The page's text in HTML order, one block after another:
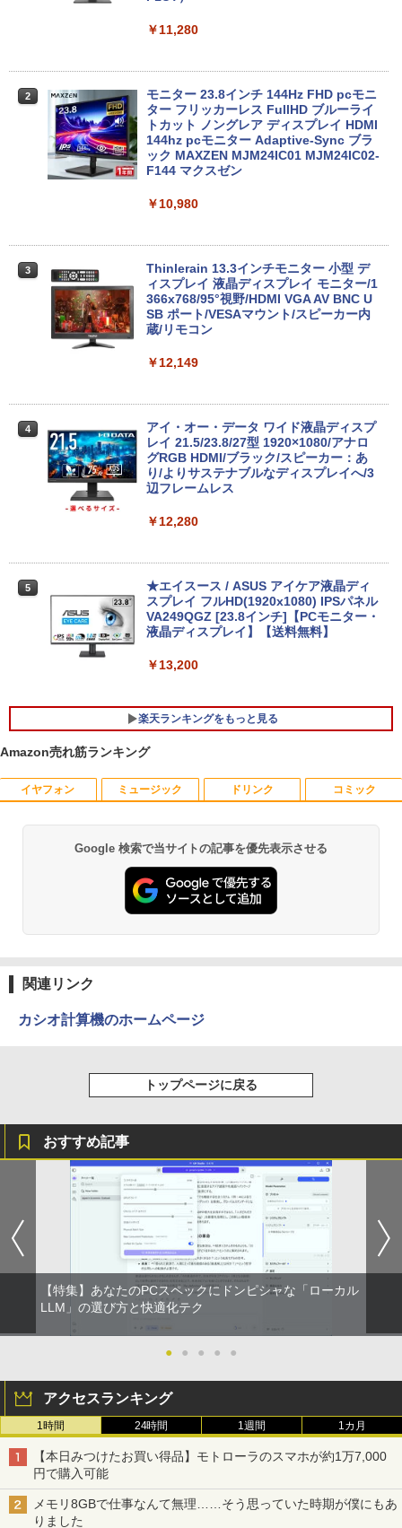
料無料
パナソ ニック ノートパソコン Let's not
e CF-SV8 軽量化 12.1インチWUXGA(19
20×1200) ノートPC 第8世代Core i5-836
5U 1.90GHz メモリ8GB SSD WEBカメ
2019 搭載・送料無料
【★最大100%ポイント】Lenovo Think
Pad X280/第8世代 Core i5/メモリ:8GB/
SSD:256GB/512GB/1TB/12.5型/Webカ
C/中古 パソコン 中古PC 中古ノートパソ
￥26,800
【整備済み品】 15.6インチ 第11世代Inte
l N5095 FHD1920*1080IPS液晶 最大メ
MicrosoftOffice2024可 日本語配列キー
￥32,800
ノートパソコン HP ProBook 450 G7 第
チ Windows 11 Pro 送料無料 保証付き
￥15,800
2
中古デスクトップDell Optiplex 3070 SF
F 3070-3070SF 【中古】 Dell Optiplex
3070 SFF 中古デスクトップCore i5 Win
11 Pro 64bit Dell Optiplex 3070 SFF 中
古デスクトップCore i5 Win11 Pro 64bit
88/B デスクトップパソコン 第9世代 Cor
e i5 9500 メモリ8GB 高速SSD256GB W
indows11 Pro Office 2019搭載 WiFi 無
線LAN DVD ドライブ 4K対応 省スペース
中古PC 整備済み品 90日保証 送料無料
￥28,800
4
【全品最大2500円OFFクーポン】【22イ
ンチ 液晶+新品キーボード＆新品無線マ
ウスセット】HP EliteDesk 800 G1 SFF
デスクトップPC 第4世代Core-i7 Office
付き Windows11 メモリ8GB/16GB SSD
USB3.0 デスクトップ PC 中古 PC
【正規永久版Office付き】NiPoGi ミニp
c Intel N5030 最大3.1Hz mini pc Windo
可能) 4K 静音 高速熱放散 小型超軽量ミ
2 省電力 小型パソコン
￥11,280
2
モニター 23.8インチ 144Hz FHD pcモニ
ター フリッカーレス FullHD ブルーライ
トカット ノングレア ディスプレイ HDMI
144hz pcモニター Adaptive-Sync ブラ
ック MAXZEN MJM24IC01 MJM24IC02-
F144 マクスゼン
￥10,980
3
Thinlerain 13.3インチモニター 小型 デ
ィスプレイ 液晶ディスプレイ モニター/1
366x768/95°視野/HDMI VGA AV BNC U
SB ポート/VESAマウント/スピーカー内
蔵/リモコン
￥12,149
4
アイ・オー・データ ワイド液晶ディスプ
レイ 21.5/23.8/27型 1920×1080/アナロ
グRGB HDMI/ブラック/スピーカー：あ
り/よりサステナブルなディスプレイへ/3
辺フレームレス
￥12,280
5
★エイスース / ASUS アイケア液晶ディ
スプレイ フルHD(1920x1080) IPSパネル
VA249QGZ [23.8インチ]【PCモニター・
液晶ディスプレイ】【送料無料】
￥13,200
楽天ランキングをもっと見る
1
ゼンリン住宅地図 B4判 東京都 東京都港
￥25,740
籍】[ 大森藤ノ ]
￥26,400
はじめての世界名作えほん あかいえほ
んのおうち（1～40巻） （0） [ 中脇 初
枝 ]
￥26,400
80代になるとたいていボケるか死ぬ。70
冬舎新書） [ 林真理子 ]
Amazon売れ筋ランキング
イヤフォン
Anker Soundcore P40i オフホワイト
￥7,990
Anker Soundcore Liberty 5 ミッドナイトブ
ラック
￥14,990
【2026年アップグレード版】AOKIMI ワイヤ
レスイヤホン bluetooth イヤホン V12 小型
軽量 ブルートゥースHi-Fi 最大36時間再生 ぶ
るーとゅーす コードレス ENCノイズキャン
セリング 自動ペアリング Type-C充電 マイク
付き 防水 タッチ式音量調整 スポーツ/通勤/通
学/WEB会議(ホワイト)
￥1,964
レスイヤホン Bluetooth 5.4 ノイズキャンセ
リング ANC 36時間再生
￥2,980
ミュージック
BRUCE WAYNE feat. Flo Milli, ATL Jacob
[Explicit]
￥250
￥250
On My Road (Stadium ver.)
On My Road (Stadium ver.)
￥250
BUGS LIFE
￥250
ドリンク
【Amazon.co.jp限定】 い・ろ・は・す 2L P
ET ラベルレス ×8本
￥1,112
ットル (Smart Basic)
by Amazon 天然水ラベルレス 2L×9本
by Amazon 炭酸水 ラベルレス 500ml ×24本
強炭酸水 ペットボトル 500ミリリットル (Sm
art Basic)
￥1,625
コカ・コーラ やかんの麦茶 from 爽健美茶 ラ
ベルレス 650mlPET×24本
コミック
薬屋のひとりごと 17巻 (デジタル版ビッグガ
ンガンコミックス)
￥770
￥832
ONE PIECE モノクロ版 115 (ジャンプコミッ
クスDIGITAL)
￥594
HUNTER×HUNTER モノクロ版 39 (ジャンプ
コミックスDIGITAL)
￥572
スーパーの裏でヤニ吸うふたり 9巻 (デジタル
￥810
Google 検索で当サイトの記事を優先表示させる
関連リンク
カシオ計算機のホームページ
トップページに戻る
おすすめ記事
【特集】あなたのPCスペックにドンピシャな「ローカル
LLM」の選び方と快適化テク
● ● ● ● ●
アクセスランキング
1時間 24時間 1週間 1カ月
【本日みつけたお買い得品】モトローラのスマホが約1万7,000
円で購入可能
メモリ8GBで仕事なんて無理……そう思っていた時期が僕にもあ
りました